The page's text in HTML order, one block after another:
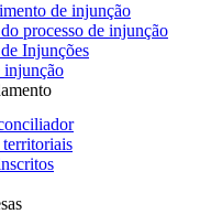
de injunção
processo de injunção
Injunções
injunção